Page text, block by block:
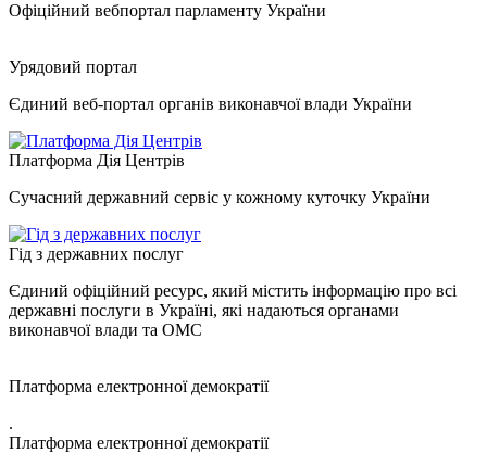
Офіційний вебпортал парламенту України
Урядовий портал
Єдиний веб-портал органів виконавчої влади України
Платформа Дія Центрів
Сучасний державний сервіс у кожному куточку України
Гід з державних послуг
Єдиний офіційний ресурс, який містить інформацію про всі
державні послуги в Україні, які надаються органами
виконавчої влади та ОМС
Платформа електронної демократії
.
Платформа електронної демократії